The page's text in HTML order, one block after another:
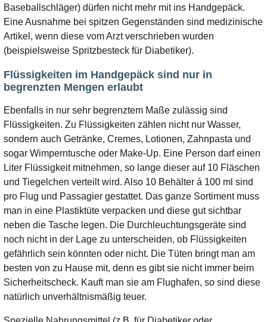
Baseballschläger) dürfen nicht mehr mit ins Handgepäck.
Eine Ausnahme bei spitzen Gegenständen sind medizinische
Artikel, wenn diese vom Arzt verschrieben wurden
(beispielsweise Spritzbesteck für Diabetiker).
Flüssigkeiten im Handgepäck sind nur in
begrenzten Mengen erlaubt
Ebenfalls in nur sehr begrenztem Maße zulässig sind
Flüssigkeiten. Zu Flüssigkeiten zählen nicht nur Wasser,
sondern auch Getränke, Cremes, Lotionen, Zahnpasta und
sogar Wimperntusche oder Make-Up. Eine Person darf einen
Liter Flüssigkeit mitnehmen, so lange dieser auf 10 Fläschen
und Tiegelchen verteilt wird. Also 10 Behälter á 100 ml sind
pro Flug und Passagier gestattet. Das ganze Sortiment muss
man in eine Plastiktüte verpacken und diese gut sichtbar
neben die Tasche legen. Die Durchleuchtungsgeräte sind
noch nicht in der Lage zu unterscheiden, ob Flüssigkeiten
gefährlich sein könnten oder nicht. Die Tüten bringt man am
besten von zu Hause mit, denn es gibt sie nicht immer beim
Sicherheitscheck. Kauft man sie am Flughafen, so sind diese
natürlich unverhältnismäßig teuer.